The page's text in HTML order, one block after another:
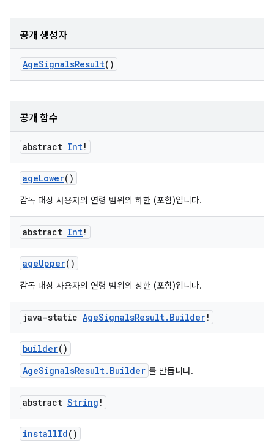
공개 생성자
AgeSignalsResult()
공개 함수
abstract Int!
ageLower()
감독 대상 사용자의 연령 범위의 하한 (포함)입니다.
abstract Int!
ageUpper()
감독 대상 사용자의 연령 범위의 상한 (포함)입니다.
java-static AgeSignalsResult. Builder!
builder()
AgeSignalsResult.Builder 를 만듭니다.
abstract String !
installId()